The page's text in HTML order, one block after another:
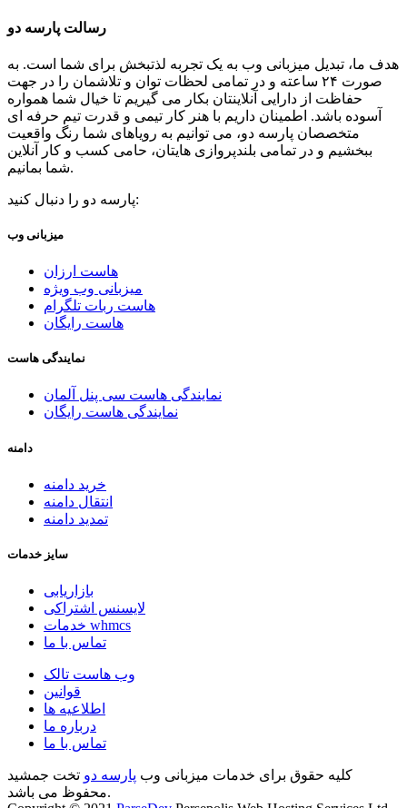
رسالت پارسه دو
هدف ما، تبدیل میزبانی وب به یک تجربه لذتبخش برای شما است. به
صورت ۲۴ ساعته و در تمامی لحظات توان و تلاشمان را در جهت
حفاظت از دارایی آنلاینتان بکار می گیریم تا خیال شما همواره
آسوده باشد. اطمینان داریم با هنر کار تیمی و قدرت تیم حرفه ای
متخصصان پارسه دو، می توانیم به رویاهای شما رنگ واقعیت
ببخشیم و در تمامی بلندپروازی هایتان، حامی کسب و کار آنلاین
شما بمانیم.
پارسه دو را دنبال کنید:
میزبانی وب
هاست ارزان
میزبانی وب ویژه
هاست ربات تلگرام
هاست رایگان
نمایندگی هاست
نمایندگی هاست سی پنل آلمان
نمایندگی هاست رایگان
دامنه
خرید دامنه
انتقال دامنه
تمدید دامنه
سایز خدمات
بازاریابی
لایسنس اشتراکی
خدمات whmcs
تماس با ما
وب هاست تالک
قوانین
اطلاعیه ها
درباره ما
تماس با ما
کلیه حقوق برای خدمات میزبانی وب پارسه دو تخت جمشید
محفوظ می باشد.